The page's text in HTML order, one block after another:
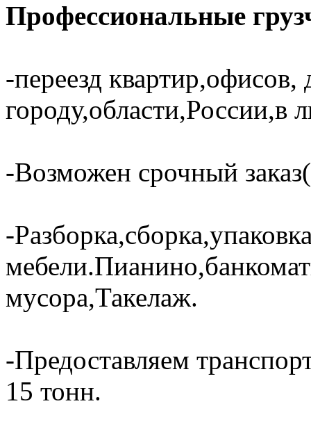
Профессиональные
-переезд
городу,области,России,в
-Возможен срочный
-
мусора,Такелаж.
-Предоставляем
15 тонн.